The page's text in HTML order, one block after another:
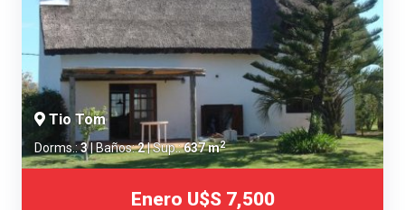
Tio Tom
Dorms.:3| Baños:2| Sup.:637 m2
Enero U$S 7,500